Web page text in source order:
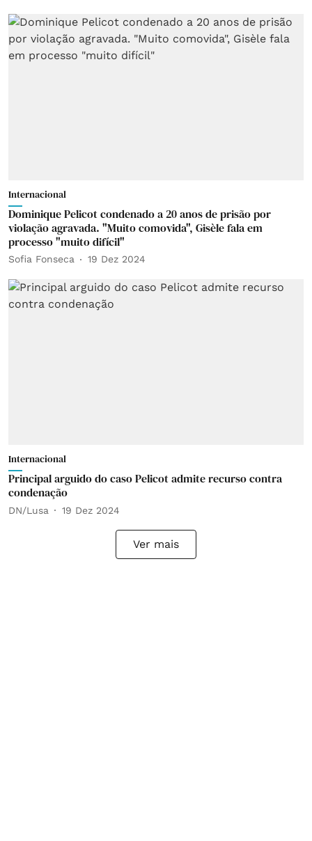
Internacional
Dominique Pelicot condenado a 20 anos de prisão por
violação agravada. "Muito comovida", Gisèle fala em
processo "muito difícil"
Sofia Fonseca 19 Dez 2024
Internacional
Principal arguido do caso Pelicot admite recurso contra
condenação
DN/Lusa 19 Dez 2024
Ver mais